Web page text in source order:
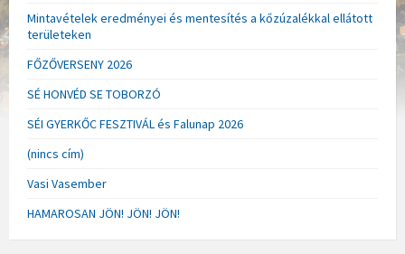
Mintavételek eredményei és mentesítés a kőzúzalékkal ellátott
területeken
FŐZŐVERSENY 2026
SÉ HONVÉD SE TOBORZÓ
SÉI GYERKŐC FESZTIVÁL és Falunap 2026
(nincs cím)
Vasi Vasember
HAMAROSAN JÖN! JÖN! JÖN!